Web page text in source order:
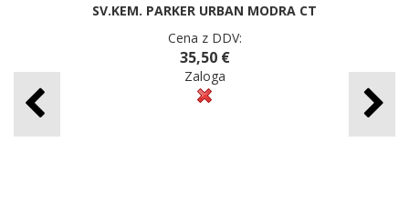
SV.KEM. PARKER URBAN MODRA CT
Cena z DDV:
35,50 €
Zaloga